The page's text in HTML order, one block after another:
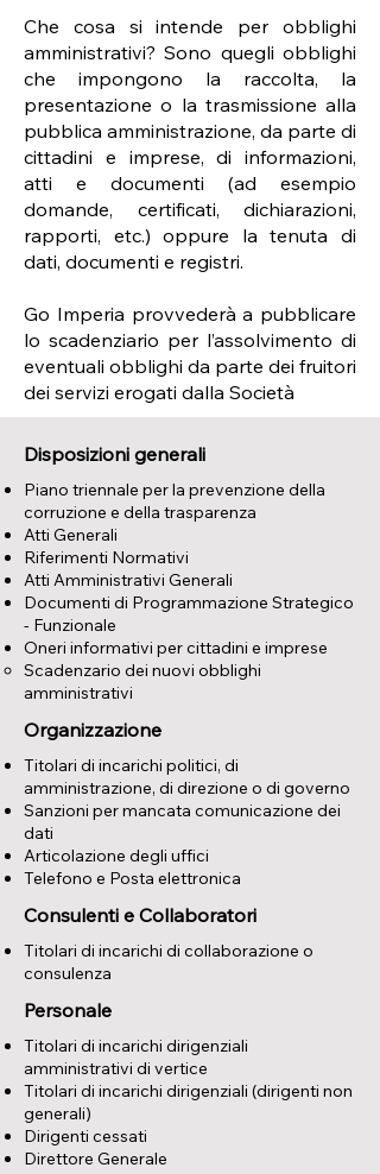
Che cosa si intende per obblighi
amministrativi? Sono quegli obblighi
che impongono la raccolta, la
presentazione o la trasmissione alla
pubblica amministrazione, da parte di
cittadini e imprese, di informazioni,
atti e documenti (ad esempio
domande, certificati, dichiarazioni,
rapporti, etc.) oppure la tenuta di
dati, documenti e registri.
Go Imperia provvederà a pubblicare
lo scadenziario per l’assolvimento di
eventuali obblighi da parte dei fruitori
dei servizi erogati dalla Società
Disposizioni generali
Piano triennale per la prevenzione della
corruzione e della trasparenza
Atti Generali
Riferimenti Normativi
Atti Amministrativi Generali
Documenti di Programmazione Strategico
- Funzionale
Oneri informativi per cittadini e imprese
Scadenzario dei nuovi obblighi
amministrativi
Organizzazione
Titolari di incarichi politici, di
amministrazione, di direzione o di governo
Sanzioni per mancata comunicazione dei
dati
Articolazione degli uffici
Telefono e Posta elettronica
Consulenti e Collaboratori
Titolari di incarichi di collaborazione o
consulenza
Personale
Titolari di incarichi dirigenziali
amministrativi di vertice
Titolari di incarichi dirigenziali (dirigenti non
generali)
Dirigenti cessati
Direttore Generale